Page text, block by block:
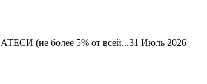
(не более 5% от всей...31 Июль 2026